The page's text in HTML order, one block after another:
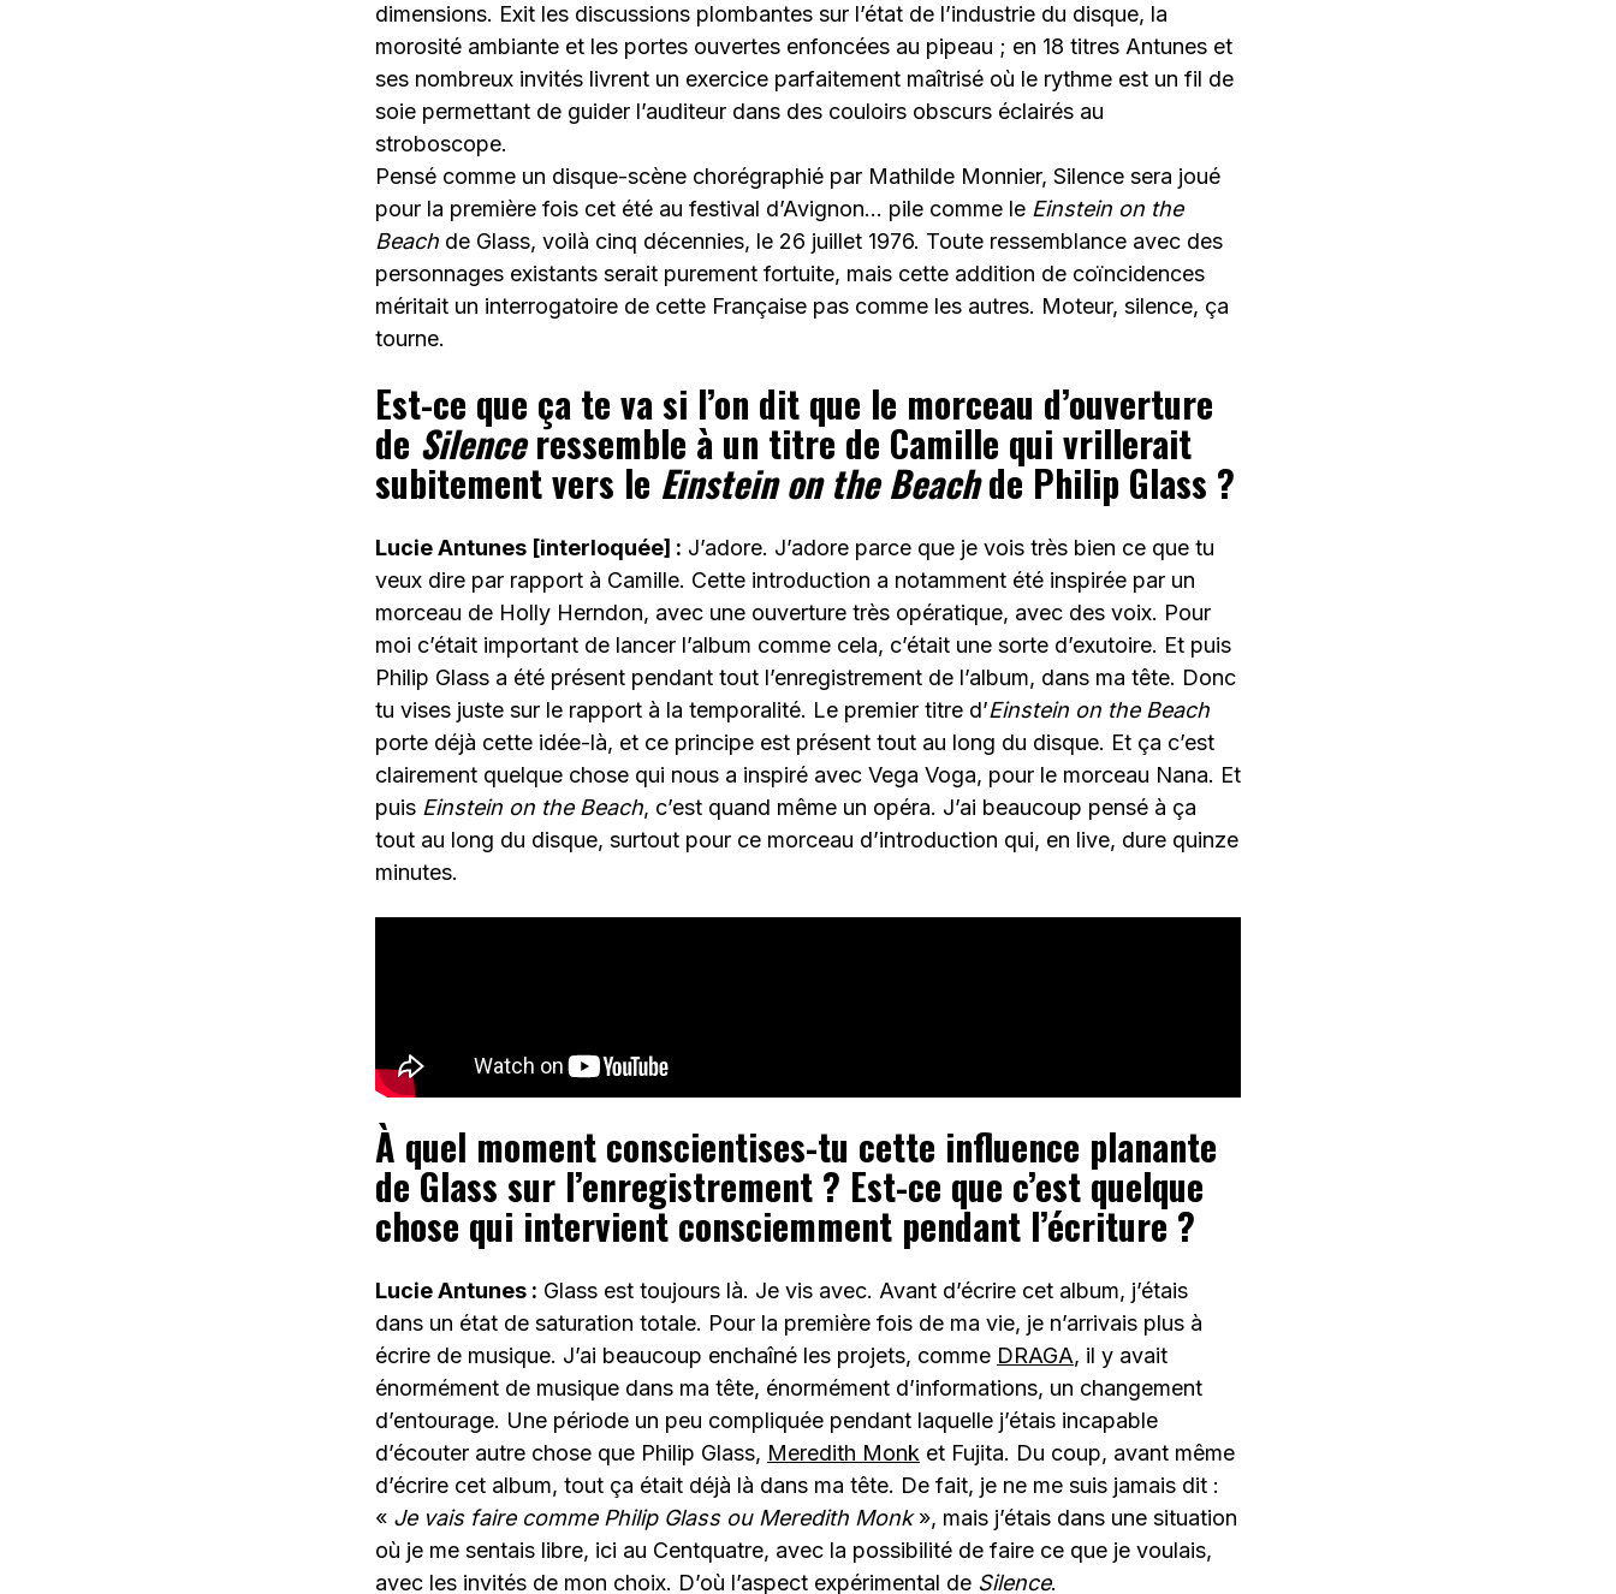
dimensions. Exit les discussions plombantes sur l’état de l’industrie du disque, la
morosité ambiante et les portes ouvertes enfoncées au pipeau ; en 18 titres Antunes et
ses nombreux invités livrent un exercice parfaitement maîtrisé où le rythme est un fil de
soie permettant de guider l’auditeur dans des couloirs obscurs éclairés au
stroboscope.
Pensé comme un disque-scène chorégraphié par Mathilde Monnier, Silence sera joué
pour la première fois cet été au festival d’Avignon… pile comme le Einstein on the
Beach de Glass, voilà cinq décennies, le 26 juillet 1976. Toute ressemblance avec des
personnages existants serait purement fortuite, mais cette addition de coïncidences
méritait un interrogatoire de cette Française pas comme les autres. Moteur, silence, ça
tourne.
Est-ce que ça te va si l’on dit que le morceau d’ouverture
de Silenceressemble à un titre de Camille qui vrillerait
subitement vers le Einstein on the Beachde Philip Glass ?
Lucie Antunes [interloquée] : J’adore. J’adore parce que je vois très bien ce que tu
veux dire par rapport à Camille. Cette introduction a notamment été inspirée par un
morceau de Holly Herndon, avec une ouverture très opératique, avec des voix. Pour
moi c’était important de lancer l’album comme cela, c’était une sorte d’exutoire. Et puis
Philip Glass a été présent pendant tout l’enregistrement de l’album, dans ma tête. Donc
tu vises juste sur le rapport à la temporalité. Le premier titre d’Einstein on the Beach
porte déjà cette idée-là, et ce principe est présent tout au long du disque. Et ça c’est
clairement quelque chose qui nous a inspiré avec Vega Voga, pour le morceau Nana. Et
puis Einstein on the Beach, c’est quand même un opéra. J’ai beaucoup pensé à ça
tout au long du disque, surtout pour ce morceau d’introduction qui, en live, dure quinze
minutes.
À quel moment conscientises-tu cette influence planante
de Glass sur l’enregistrement ? Est-ce que c’est quelque
chose qui intervient consciemment pendant l’écriture ?
Lucie Antunes : Glass est toujours là. Je vis avec. Avant d’écrire cet album, j’étais
dans un état de saturation totale. Pour la première fois de ma vie, je n’arrivais plus à
écrire de musique. J’ai beaucoup enchaîné les projets, comme DRAGA, il y avait
énormément de musique dans ma tête, énormément d’informations, un changement
d’entourage. Une période un peu compliquée pendant laquelle j’étais incapable
d’écouter autre chose que Philip Glass, Meredith Monk et Fujita. Du coup, avant même
d’écrire cet album, tout ça était déjà là dans ma tête. De fait, je ne me suis jamais dit :
« Je vais faire comme Philip Glass ou Meredith Monk», mais j’étais dans une situation
où je me sentais libre, ici au Centquatre, avec la possibilité de faire ce que je voulais,
avec les invités de mon choix. D’où l’aspect expérimental de Silence.